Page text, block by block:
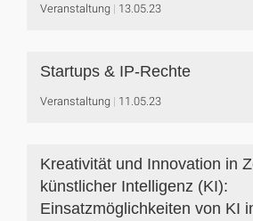
Veranstaltung 13.05.23
Startups & IP-Rechte
Veranstaltung 11.05.23
Kreativität und Innovation in
künstlicher Intelligenz (KI):
Einsatzmöglichkeiten von KI